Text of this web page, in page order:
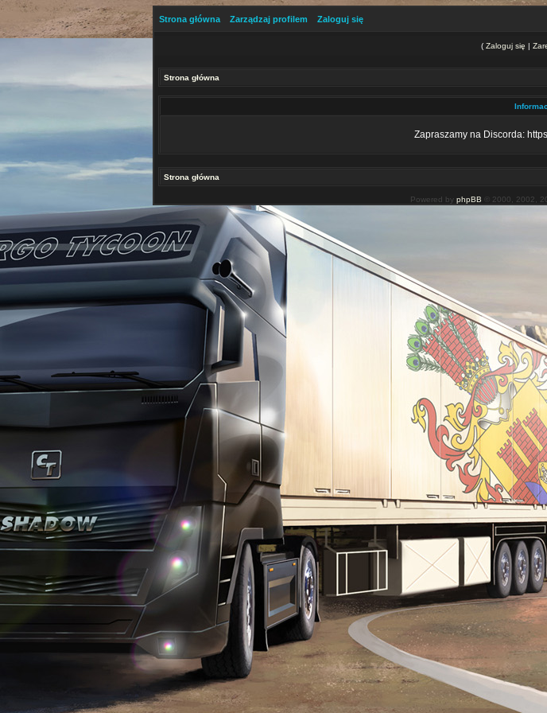
Strona główna Zarządzaj profilem Zaloguj się
( Zaloguj się |
Strona główna
Zapraszamy na Discorda:
Strona główna
Powered by phpBB © 2000, 2002,